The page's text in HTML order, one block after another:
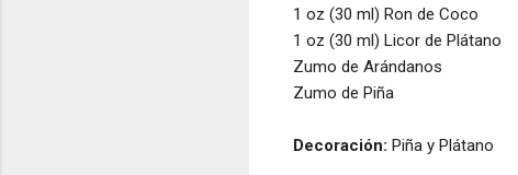
1 oz (30 ml) Ron de Coco
1 oz (30 ml) Licor de Plátano
Zumo de Arándanos
Zumo de Piña
Decoración: Piña y Plátano